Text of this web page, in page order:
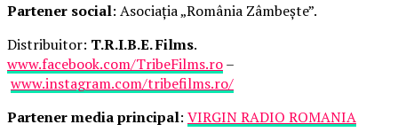
Partener social: Asociația „România Zâmbește”.
Distribuitor: T.R.I.B.E. Films.
www.facebook.com/TribeFilms.ro–
www.instagram.com/tribefilms.ro/
Partener media principal: VIRGIN RADIO ROMANIA